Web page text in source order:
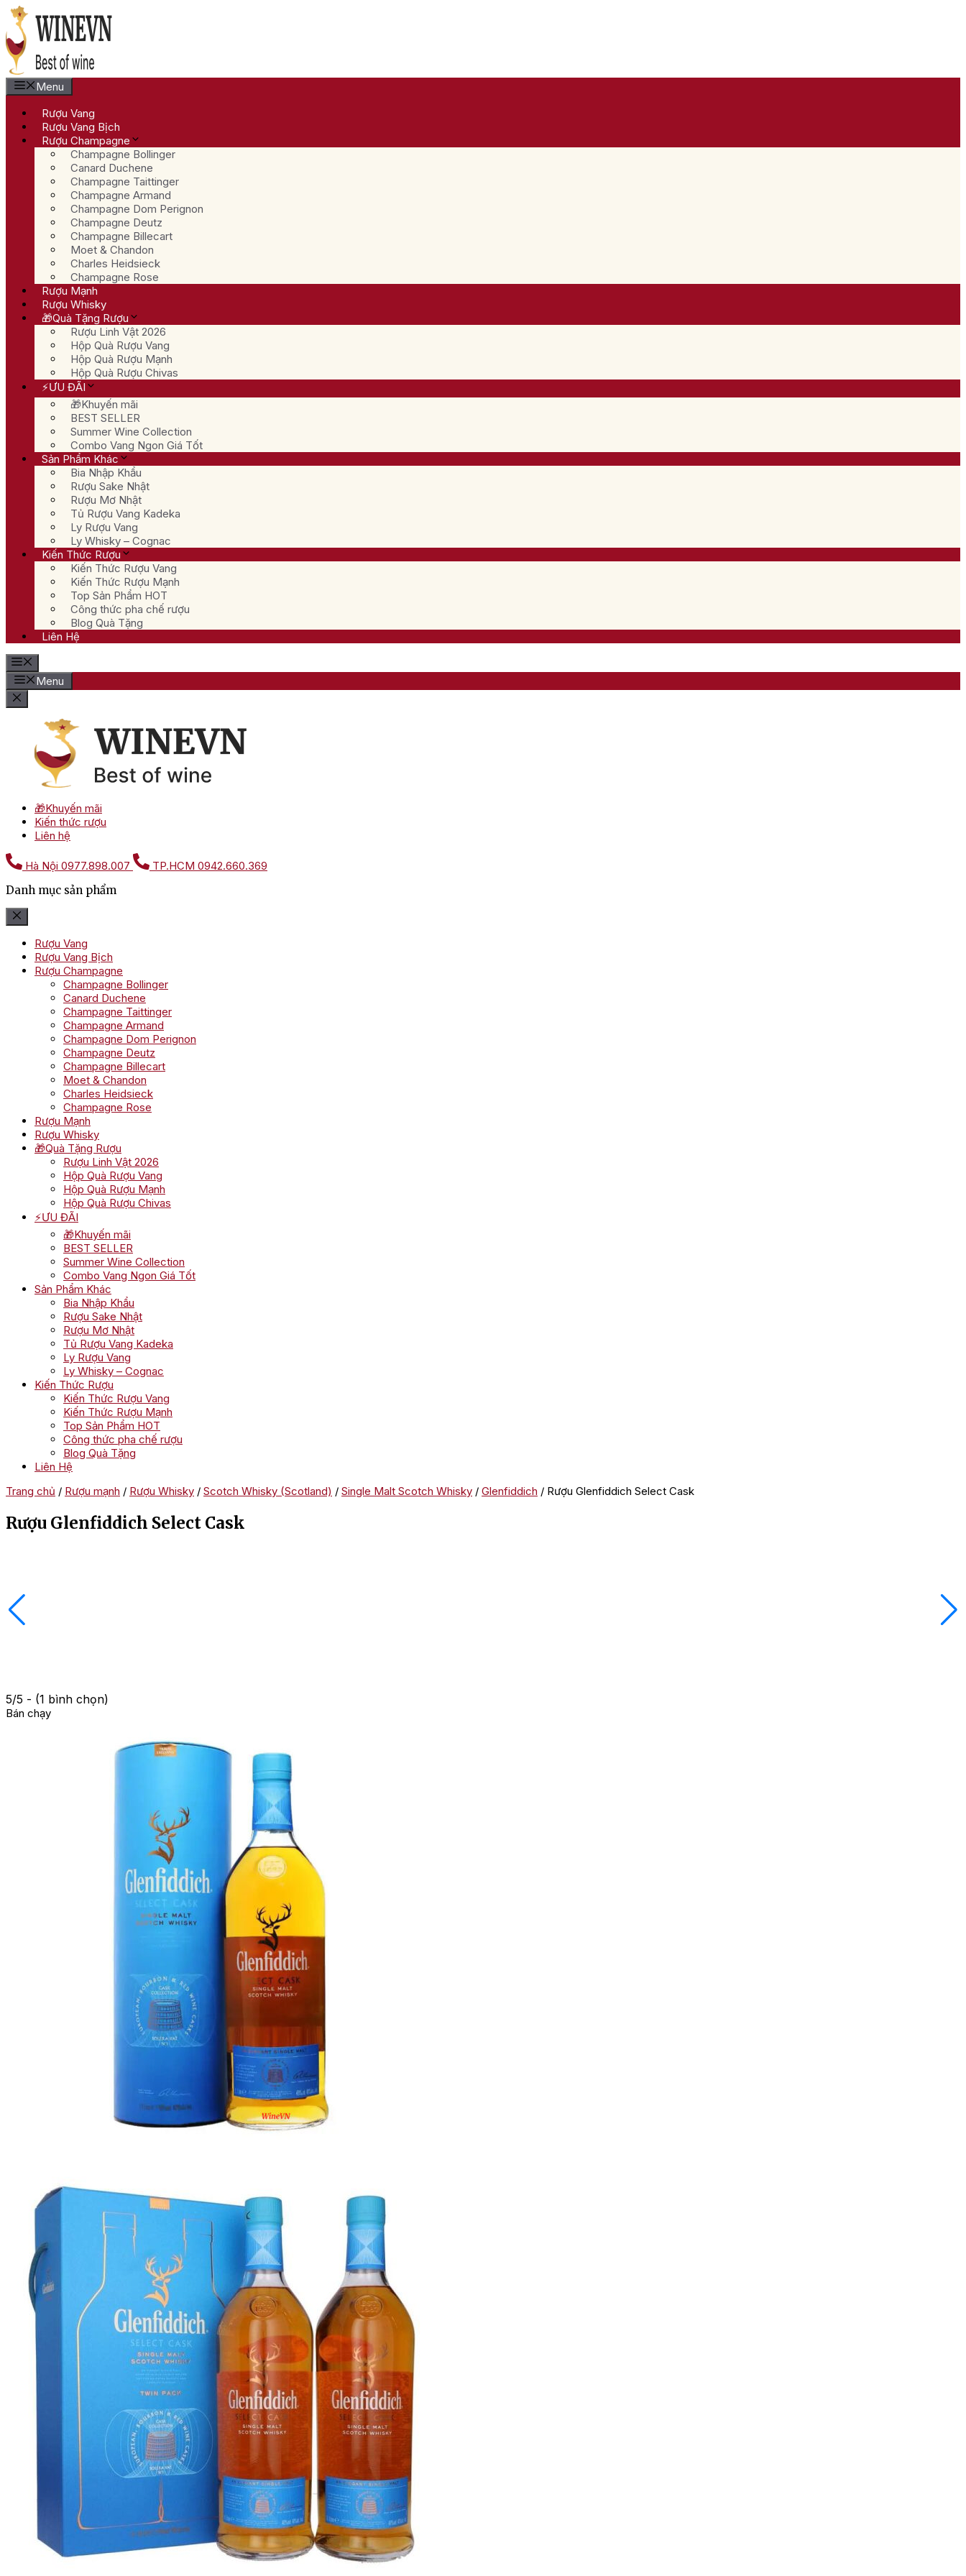
Chuyển
đến
nội
dung
Menu
Rượu Vang
Rượu Vang Bịch
Rượu Champagne
Champagne Bollinger
Canard Duchene
Champagne Taittinger
Champagne Armand
Champagne Dom Perignon
Champagne Deutz
Champagne Billecart
Moet & Chandon
Charles Heidsieck
Champagne Rose
Rượu Mạnh
Rượu Whisky
🎁Quà Tặng Rượu
Rượu Linh Vật 2026
Hộp Quà Rượu Vang
Hộp Quà Rượu Mạnh
Hộp Quà Rượu Chivas
⚡ƯU ĐÃI
🎁Khuyến mãi
BEST SELLER
Summer Wine Collection
Combo Vang Ngon Giá Tốt
Sản Phẩm Khác
Bia Nhập Khẩu
Rượu Sake Nhật
Rượu Mơ Nhật
Tủ Rượu Vang Kadeka
Ly Rượu Vang
Ly Whisky – Cognac
Kiến Thức Rượu
Kiến Thức Rượu Vang
Kiến Thức Rượu Mạnh
Top Sản Phẩm HOT
Công thức pha chế rượu
Blog Quà Tặng
Liên Hệ
Menu
🎁Khuyến mãi
Kiến thức rượu
Liên hệ
Hà Nội 0977.898.007 TP.HCM 0942.660.369
Danh mục sản phẩm
Rượu Vang
Rượu Vang Bịch
Rượu Champagne
Champagne Bollinger
Canard Duchene
Champagne Taittinger
Champagne Armand
Champagne Dom Perignon
Champagne Deutz
Champagne Billecart
Moet & Chandon
Charles Heidsieck
Champagne Rose
Rượu Mạnh
Rượu Whisky
🎁Quà Tặng Rượu
Rượu Linh Vật 2026
Hộp Quà Rượu Vang
Hộp Quà Rượu Mạnh
Hộp Quà Rượu Chivas
⚡ƯU ĐÃI
🎁Khuyến mãi
BEST SELLER
Summer Wine Collection
Combo Vang Ngon Giá Tốt
Sản Phẩm Khác
Bia Nhập Khẩu
Rượu Sake Nhật
Rượu Mơ Nhật
Tủ Rượu Vang Kadeka
Ly Rượu Vang
Ly Whisky – Cognac
Kiến Thức Rượu
Kiến Thức Rượu Vang
Kiến Thức Rượu Mạnh
Top Sản Phẩm HOT
Công thức pha chế rượu
Blog Quà Tặng
Liên Hệ
Trang chủ / Rượu mạnh / Rượu Whisky / Scotch Whisky (Scotland) / Single Malt Scotch Whisky / Glenfiddich / Rượu Glenfiddich Select Cask
Rượu Glenfiddich Select Cask
5/5 - (1 bình chọn)
Bán chạy